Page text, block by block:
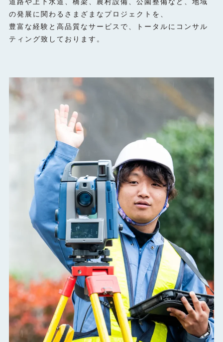
の発展に関わるさまざまなプロジェクトを、
豊富な経験と高品質なサービスで、トータルにコンサル
ティング致しております。